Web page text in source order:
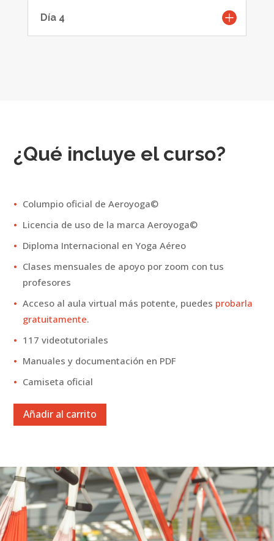
Día 4
¿Qué incluye el curso?
Columpio oficial de Aeroyoga©
Licencia de uso de la marca Aeroyoga©
Diploma Internacional en Yoga Aéreo
Clases mensuales de apoyo por zoom con tus
profesores
Acceso al aula virtual más potente, puedes probarla
gratuitamente.
117 videotutoriales
Manuales y documentación en PDF
Camiseta oficial
Añadir al carrito